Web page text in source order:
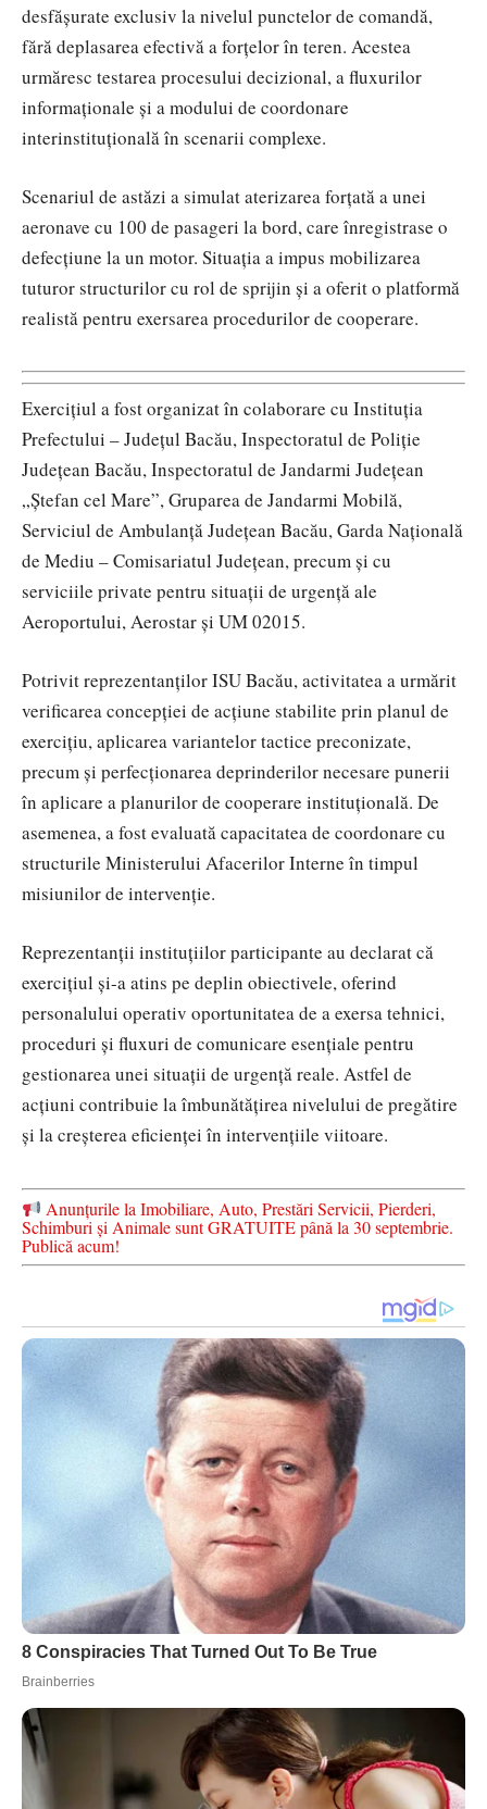
desfășurate exclusiv la nivelul punctelor de comandă,
fără deplasarea efectivă a forțelor în teren. Acestea
urmăresc testarea procesului decizional, a fluxurilor
informaționale și a modului de coordonare
interinstituțională în scenarii complexe.
Scenariul de astăzi a simulat aterizarea forțată a unei
aeronave cu 100 de pasageri la bord, care înregistrase o
defecțiune la un motor. Situația a impus mobilizarea
tuturor structurilor cu rol de sprijin și a oferit o platformă
realistă pentru exersarea procedurilor de cooperare.
Exercițiul a fost organizat în colaborare cu Instituția
Prefectului – Județul Bacău, Inspectoratul de Poliție
Județean Bacău, Inspectoratul de Jandarmi Județean
„Ștefan cel Mare”, Gruparea de Jandarmi Mobilă,
Serviciul de Ambulanță Județean Bacău, Garda Națională
de Mediu – Comisariatul Județean, precum și cu
serviciile private pentru situații de urgență ale
Aeroportului, Aerostar și UM 02015.
Potrivit reprezentanților ISU Bacău, activitatea a urmărit
verificarea concepției de acțiune stabilite prin planul de
exercițiu, aplicarea variantelor tactice preconizate,
precum și perfecționarea deprinderilor necesare punerii
în aplicare a planurilor de cooperare instituțională. De
asemenea, a fost evaluată capacitatea de coordonare cu
structurile Ministerului Afacerilor Interne în timpul
misiunilor de intervenție.
Reprezentanții instituțiilor participante au declarat că
exercițiul și-a atins pe deplin obiectivele, oferind
personalului operativ oportunitatea de a exersa tehnici,
proceduri și fluxuri de comunicare esențiale pentru
gestionarea unei situații de urgență reale. Astfel de
acțiuni contribuie la îmbunătățirea nivelului de pregătire
și la creșterea eficienței în intervențiile viitoare.
Anunțurile la Imobiliare, Auto, Prestări Servicii, Pierderi,
Schimburi și Animale sunt GRATUITE până la 30 septembrie.
Publică acum!